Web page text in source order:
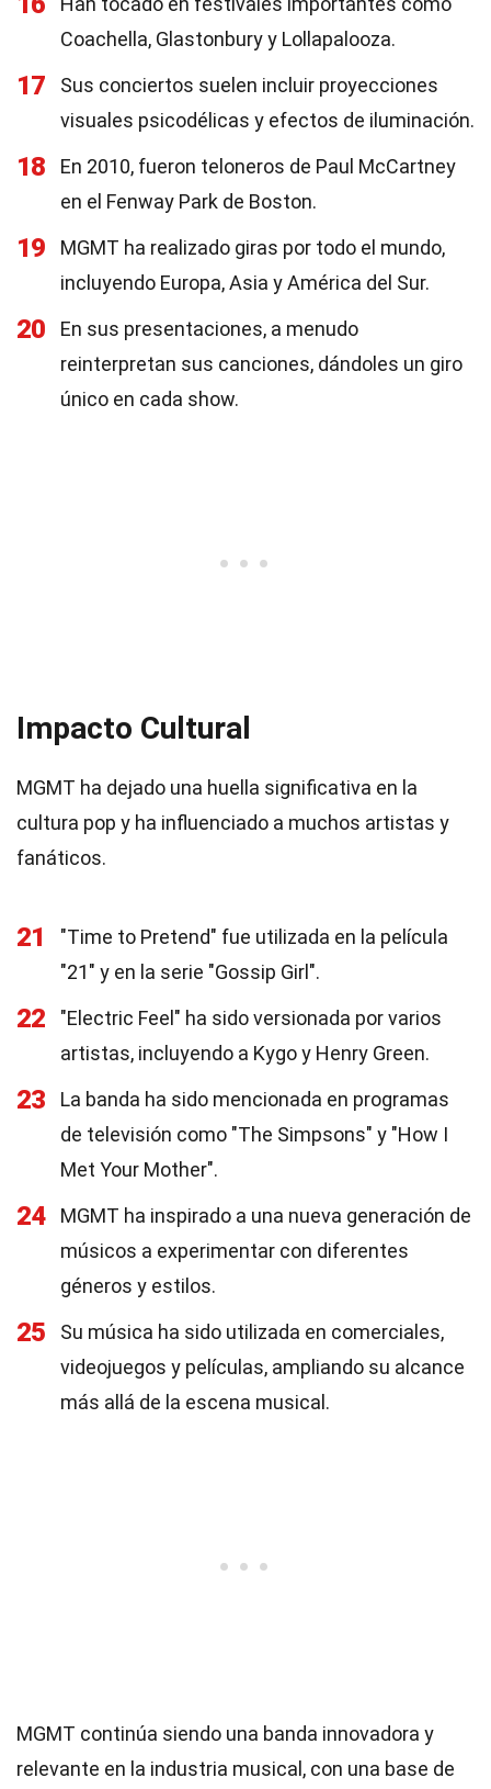
Coachella, Glastonbury y Lollapalooza.
17
Sus conciertos suelen incluir proyecciones
visuales psicodélicas y efectos de iluminación.
18
En 2010, fueron teloneros de Paul McCartney
en el Fenway Park de Boston.
19
MGMT ha realizado giras por todo el mundo,
incluyendo Europa, Asia y América del Sur.
20
En sus presentaciones, a menudo
reinterpretan sus canciones, dándoles un giro
único en cada show.
Impacto Cultural
MGMT ha dejado una huella significativa en la
cultura pop y ha influenciado a muchos artistas y
fanáticos.
21
"Time to Pretend" fue utilizada en la película
"21" y en la serie "Gossip Girl".
22
"Electric Feel" ha sido versionada por varios
artistas, incluyendo a Kygo y Henry Green.
23
La banda ha sido mencionada en programas
de televisión como "The Simpsons" y "How I
Met Your Mother".
24
MGMT ha inspirado a una nueva generación de
músicos a experimentar con diferentes
géneros y estilos.
25
Su música ha sido utilizada en comerciales,
videojuegos y películas, ampliando su alcance
más allá de la escena musical.
MGMT continúa siendo una banda innovadora y
relevante en la industria musical, con una base de